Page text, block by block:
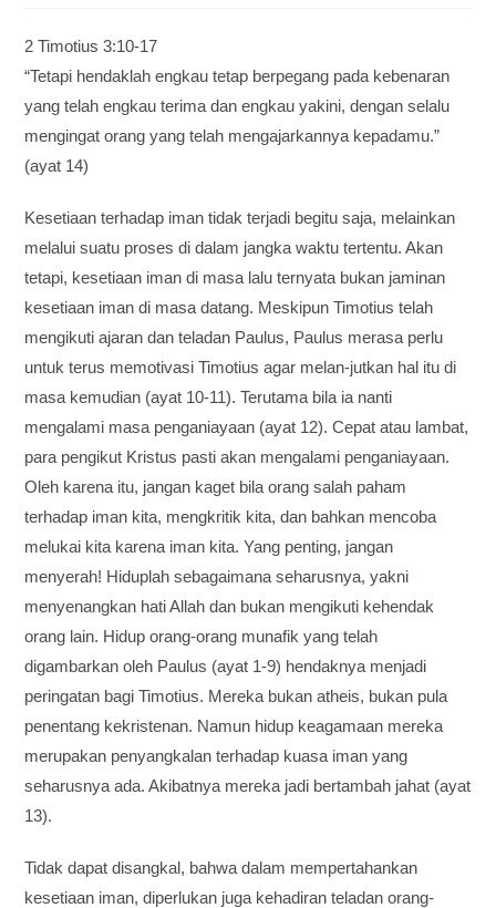
2 Timotius 3:10-17
“Tetapi hendaklah engkau tetap berpegang pada kebenaran
yang telah engkau terima dan engkau yakini, dengan selalu
mengingat orang yang telah mengajarkannya kepadamu.”
(ayat 14)
Kesetiaan terhadap iman tidak terjadi begitu saja, melainkan
melalui suatu proses di dalam jangka waktu tertentu. Akan
tetapi, kesetiaan iman di masa lalu ternyata bukan jaminan
kesetiaan iman di masa datang. Meskipun Timotius telah
mengikuti ajaran dan teladan Paulus, Paulus merasa perlu
untuk terus memotivasi Timotius agar melan-jutkan hal itu di
masa kemudian (ayat 10-11). Terutama bila ia nanti
mengalami masa penganiayaan (ayat 12). Cepat atau lambat,
para pengikut Kristus pasti akan mengalami penganiayaan.
Oleh karena itu, jangan kaget bila orang salah paham
terhadap iman kita, mengkritik kita, dan bahkan mencoba
melukai kita karena iman kita. Yang penting, jangan
menyerah! Hiduplah sebagaimana seharusnya, yakni
menyenangkan hati Allah dan bukan mengikuti kehendak
orang lain. Hidup orang-orang munafik yang telah
digambarkan oleh Paulus (ayat 1-9) hendaknya menjadi
peringatan bagi Timotius. Mereka bukan atheis, bukan pula
penentang kekristenan. Namun hidup keagamaan mereka
merupakan penyangkalan terhadap kuasa iman yang
seharusnya ada. Akibatnya mereka jadi bertambah jahat (ayat
13).
Tidak dapat disangkal, bahwa dalam mempertahankan
kesetiaan iman, diperlukan juga kehadiran teladan orang-